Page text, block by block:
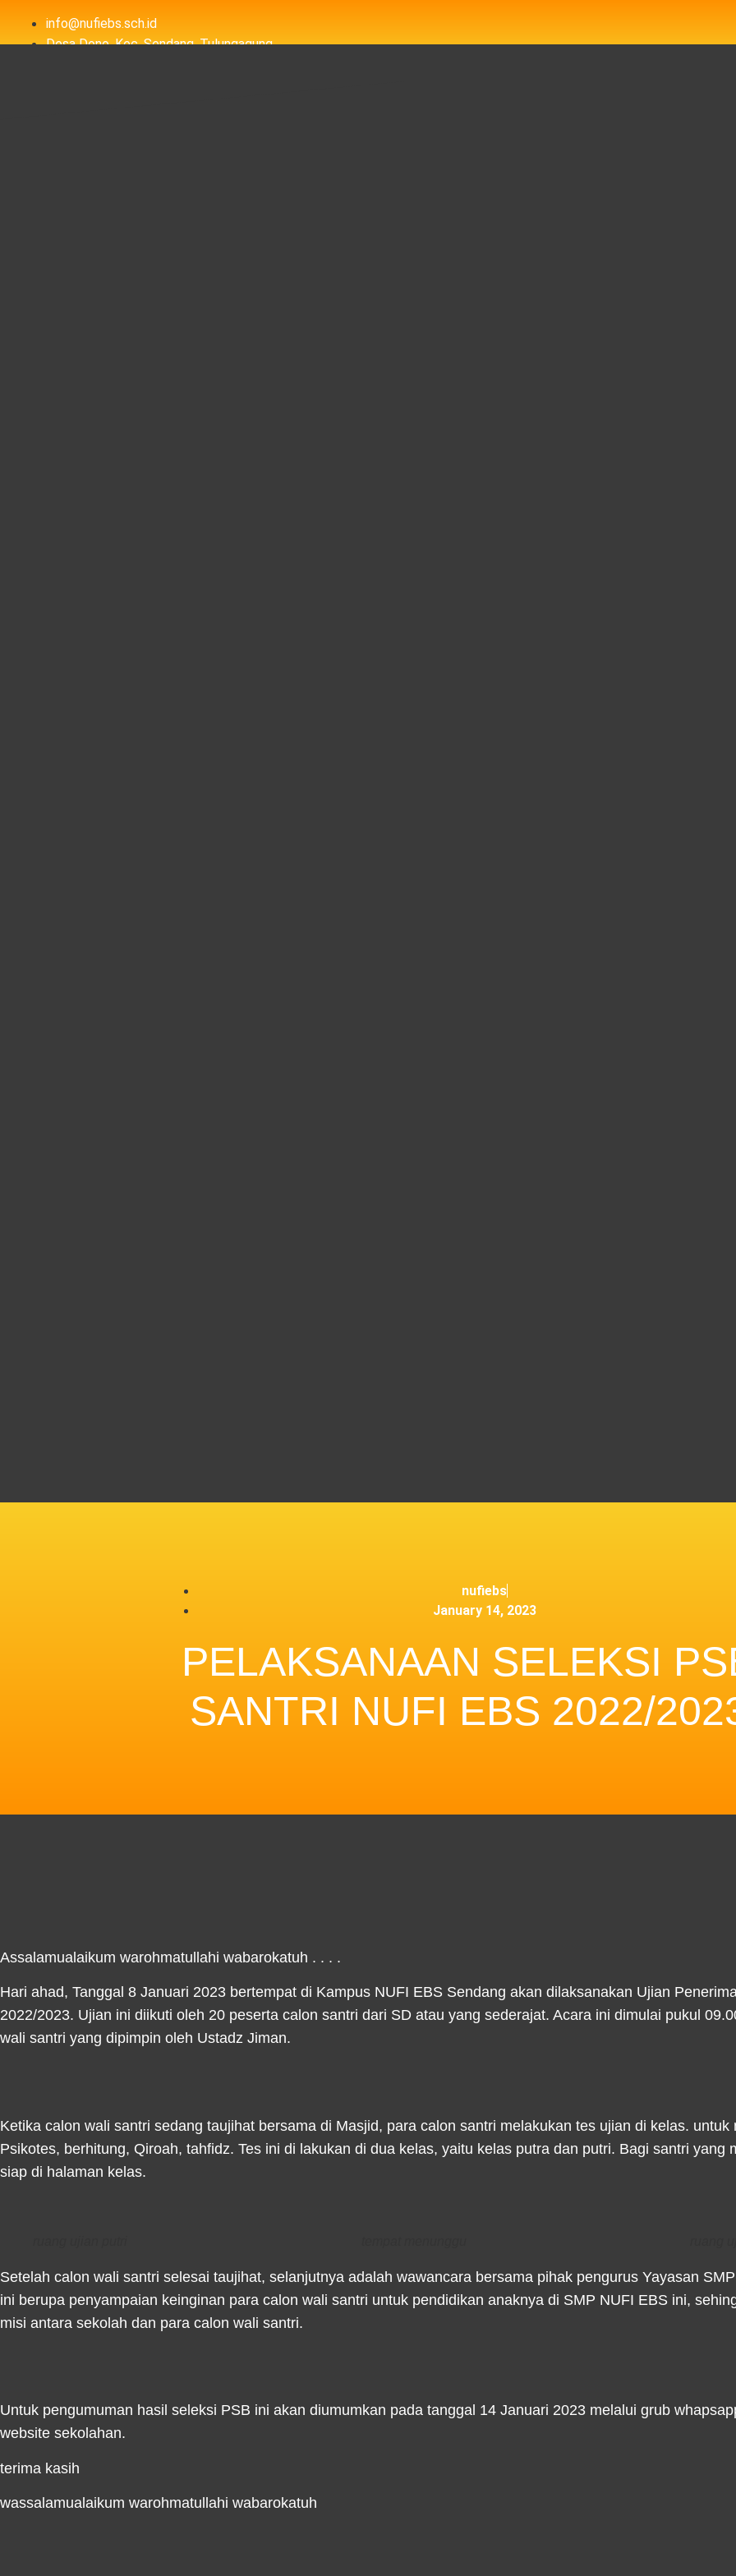
info@nufiebs.sch.id
Desa Dono, Kec. Sendang, Tulungagung
nufiebs
January 14, 2023
PELAKSANAAN SELEKSI
SANTRI NUFI EBS 2022/
Assalamualaikum warohmatullahi wabarokatuh . . . .
Hari ahad, Tanggal 8 Januari 2023 bertempat di Kampus NUFI EBS Sendang akan dilaksanakan Ujian
2022/2023. Ujian ini diikuti oleh 20 peserta calon santri dari SD atau yang sederajat. Acara ini dimulai pukul
wali santri yang dipimpin oleh Ustadz Jiman.
Ketika calon wali santri sedang taujihat bersama di Masjid, para calon santri melakukan tes ujian di kelas.
Psikotes, berhitung, Qiroah, tahfidz. Tes ini di lakukan di dua kelas, yaitu kelas putra dan putri. Bagi santri yang
siap di halaman kelas.
Setelah calon wali santri selesai taujihat, selanjutnya adalah wawancara bersama pihak pengurus Yayasan
ini berupa penyampaian keinginan para calon wali santri untuk pendidikan anaknya di SMP NUFI EBS ini,
misi antara sekolah dan para calon wali santri.
Untuk pengumuman hasil seleksi PSB ini akan diumumkan pada tanggal 14 Januari 2023 melalui grub
website sekolahan.
terima kasih
wassalamualaikum warohmatullahi wabarokatuh